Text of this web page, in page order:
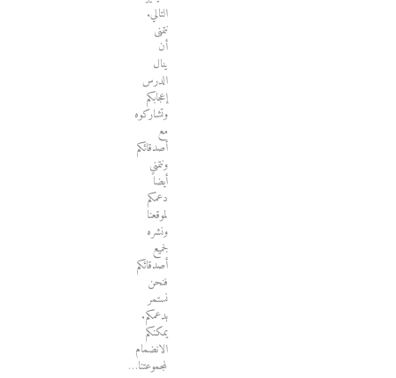
التالي.
نتمنى
أن
ينال
الدرس
إعجابكم
وتشاركوه
مع
أصدقائكم
ونتمنى
أيضاً
دعمكم
لموقعنا
ونشره
لجميع
أصدقائكم
فنحن
نستمر
بدعمكم.
يمكنكم
الانضمام
لمجموعتنا…